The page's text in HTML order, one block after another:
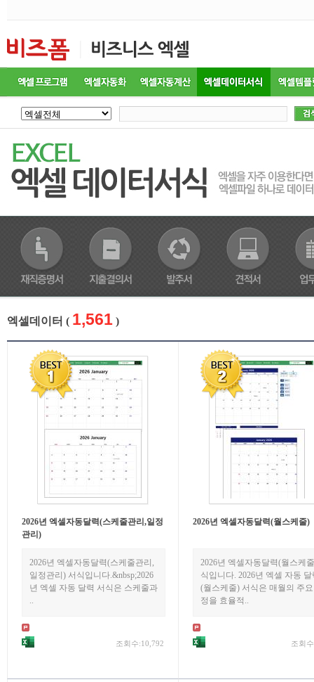
엑셀데이터 ( 1,561 )
2026년 엑셀자동달력(스케줄관리,일정
관리)
2026년 엑셀자동달력(스케줄관리,
일정관리) 서식입니다.&nbsp;2026
년 엑셀 자동 달력 서식은 스케줄과
..
조회수:10,792
2026년 엑셀자동달력(월스케줄)
2026년 엑셀자동달력(월스케
식입니다. 2026년 엑셀 자동 달
(월스케줄) 서식은 매월의 주
정을 효율적..
조회